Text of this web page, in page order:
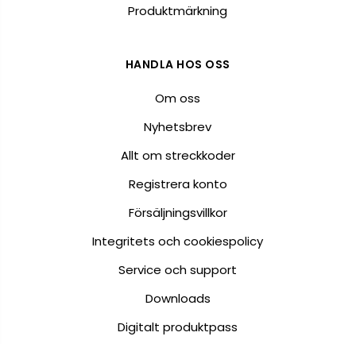
Produktmärkning
HANDLA HOS OSS
Om oss
Nyhetsbrev
Allt om streckkoder
Registrera konto
Försäljningsvillkor
Integritets och cookiespolicy
Service och support
Downloads
Digitalt produktpass